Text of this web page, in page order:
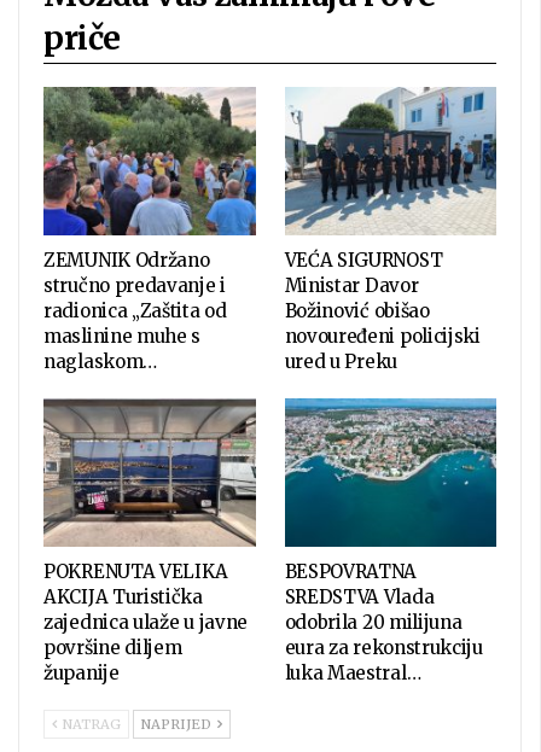
priče
ZEMUNIK Održano
stručno predavanje i
radionica „Zaštita od
maslinine muhe s
naglaskom…
VEĆA SIGURNOST
Ministar Davor
Božinović obišao
novouređeni policijski
ured u Preku
POKRENUTA VELIKA
AKCIJA Turistička
zajednica ulaže u javne
površine diljem
županije
BESPOVRATNA
SREDSTVA Vlada
odobrila 20 milijuna
eura za rekonstrukciju
luka Maestral…
NATRAG NAPRIJED